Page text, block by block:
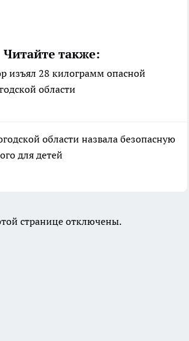
Читайте также:
изъял 28 килограмм опасной
области
области назвала безопасную
для детей
странице отключены.